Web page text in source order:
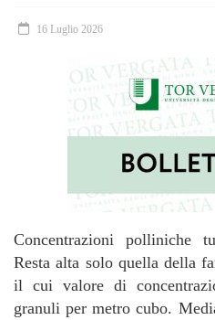
16 Luglio 2026
Concentrazioni polliniche
Resta alta solo quella della
il cui valore di
granuli per metro cubo.